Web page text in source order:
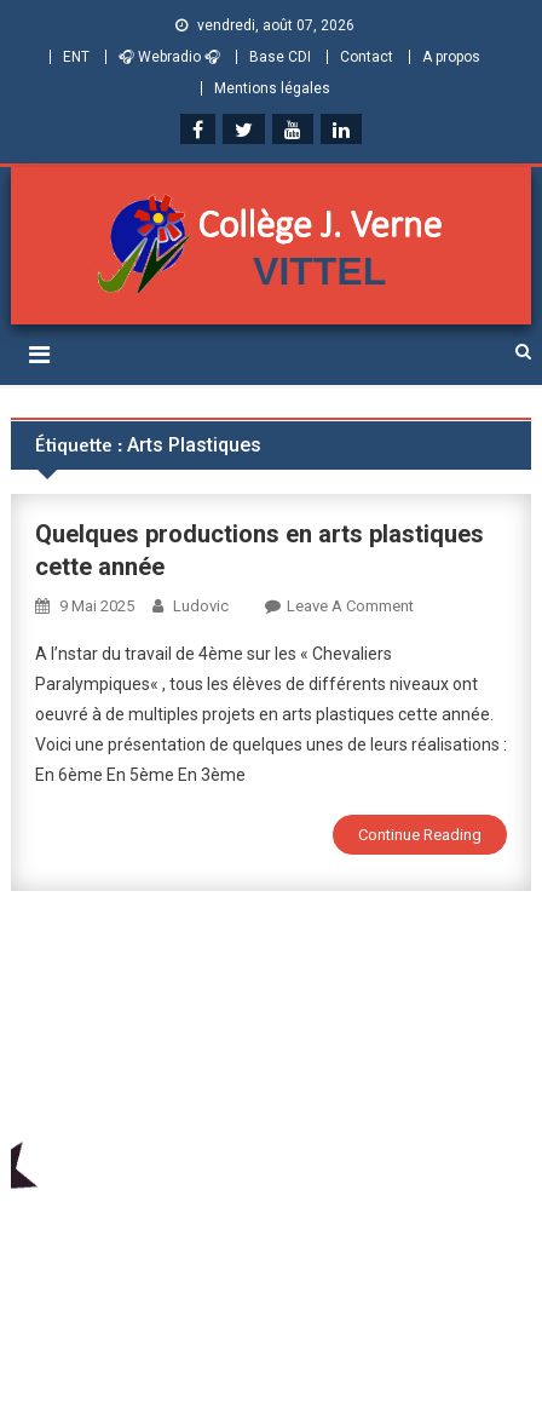
vendredi, août 07, 2026
ENT
🎧 Webradio 🎧 Base CDI Contact
A propos
Mentions légales
Collège Jules Verne de
Vittel (Vosges)
Étiquette : Arts Plastiques
Quelques productions en arts plastiques
cette année
9 Mai 2025 Ludovic Leave A CommentOn
En
Arts
Plastiques
A l’nstar du travail de 4ème sur les « Chevaliers
Paralympiques« , tous les élèves de différents niveaux ont
oeuvré à de multiples projets en arts plastiques cette année.
Voici une présentation de quelques unes de leurs réalisations :
En 6ème En 5ème En 3ème
Continue Reading